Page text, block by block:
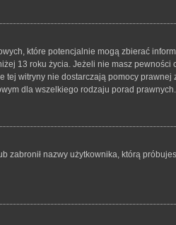
które potencjalnie mogą zbierać
13 roku życia. Jeżeli nie masz pewności
witryny nie dostarczają pomocy prawnej
dla wszelkiego rodzaju porad prawnych.
zabronił nazwy użytkownika, którą